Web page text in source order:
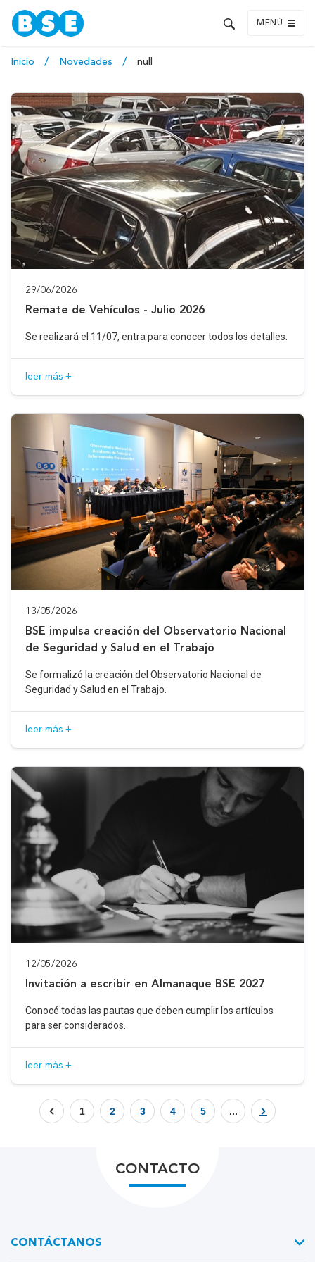
MENÚ
Inicio Novedades null
29/06/2026
Remate de Vehículos - Julio 2026
Se realizará el 11/07, entra para conocer todos los detalles.
leer más +
13/05/2026
BSE impulsa creación del Observatorio Nacional
de Seguridad y Salud en el Trabajo
Se formalizó la creación del Observatorio Nacional de
Seguridad y Salud en el Trabajo.
leer más +
12/05/2026
Invitación a escribir en Almanaque BSE 2027
Conocé todas las pautas que deben cumplir los artículos
para ser considerados.
leer más +
1 2 3 4 5 ...
CONTACTO
CONTÁCTANOS